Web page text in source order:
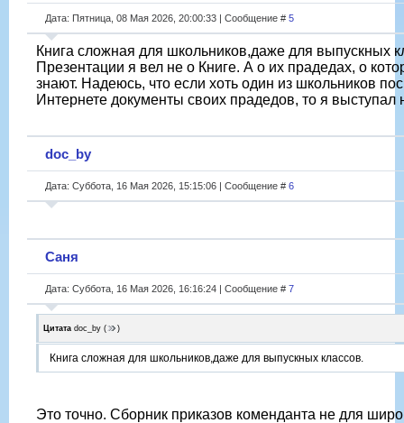
Дата: Пятница, 08 Мая 2026, 20:00:33 | Сообщение # 5
Книга сложная для школьников,даже для выпускных
Презентации я вел не о Книге. А о их прадедах, о
знают. Надеюсь, что если хоть один из школьников
Интернете документы своих прадедов, то я выступал
doc_by
Дата: Суббота, 16 Мая 2026, 15:15:06 | Сообщение # 6
Саня
Дата: Суббота, 16 Мая 2026, 16:16:24 | Сообщение # 7
Цитата doc_by ( )
Книга сложная для школьников,даже для выпускных классов.
Это точно. Сборник приказов коменданта не для